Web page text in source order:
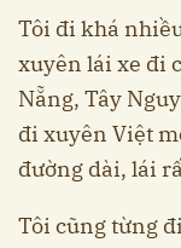
Tôi đi khá
xuyên lái xe đi
Nẵng, Tây
đi xuyên Việt
đường dài, lái
Tôi cũng từng